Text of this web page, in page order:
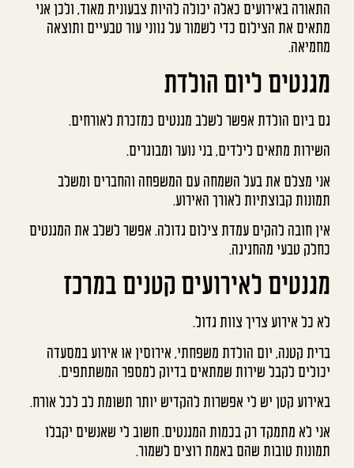
התאורה באירועים כאלה יכולה להיות צבעונית מאוד, ולכן אני
מתאים את הצילום כדי לשמור על גווני עור טבעיים ותוצאה
מחמיאה.
מגנטים ליום הולדת
גם ביום הולדת אפשר לשלב מגנטים כמזכרת לאורחים.
השירות מתאים לילדים, בני נוער ומבוגרים.
אני מצלם את בעל השמחה עם המשפחה והחברים ומשלב
תמונות קבוצתיות לאורך האירוע.
אין חובה להקים עמדת צילום גדולה. אפשר לשלב את המגנטים
כחלק טבעי מהחגיגה.
מגנטים לאירועים קטנים במרכז
לא כל אירוע צריך צוות גדול.
ברית קטנה, יום הולדת משפחתי, אירוסין או אירוע במסעדה
יכולים לקבל שירות שמתאים בדיוק למספר המשתתפים.
באירוע קטן יש לי אפשרות להקדיש יותר תשומת לב לכל אורח.
אני לא מתמקד רק בכמות המגנטים. חשוב לי שאנשים יקבלו
תמונות טובות שהם באמת רוצים לשמור.